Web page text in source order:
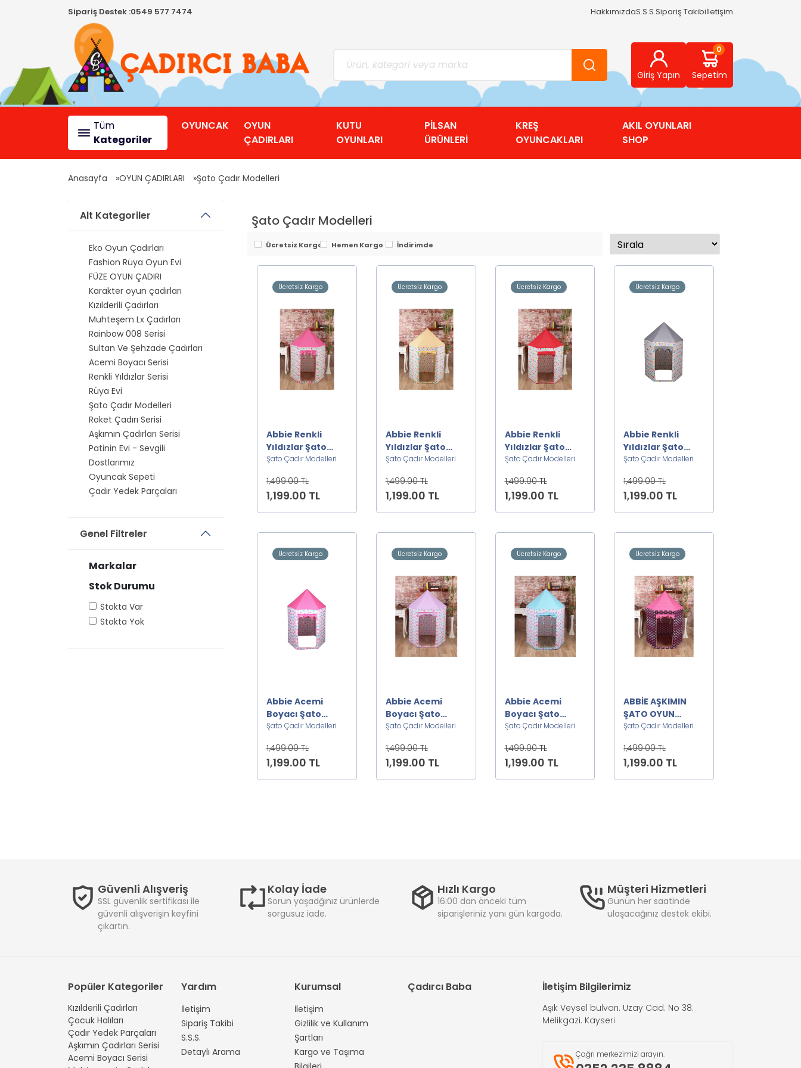
Sipariş Destek :0549 577 7474 HakkımızdaS.S.S.Sipariş Takibiİletişim
Giriş Yapın
0
Sepetim
Tüm
Kategoriler
OYUNCAK
OYUN
ÇADIRLARI
KUTU
OYUNLARI
PİLSAN
ÜRÜNLERİ
KREŞ
OYUNCAKLARI
AKIL OYUNLARI
SHOP
Anasayfa OYUN ÇADIRLARI Şato Çadır Modelleri
Alt Kategoriler
Eko Oyun Çadırları
Fashion Rüya Oyun Evi
FÜZE OYUN ÇADIRI
Karakter oyun çadırları
Kızılderili Çadırları
Muhteşem Lx Çadırları
Rainbow 008 Serisi
Sultan Ve Şehzade Çadırları
Acemi Boyacı Serisi
Renkli Yıldızlar Serisi
Rüya Evi
Şato Çadır Modelleri
Roket Çadırı Serisi
Aşkımın Çadırları Serisi
Patinin Evi - Sevgili
Dostlarımız
Oyuncak Sepeti
Çadır Yedek Parçaları
Genel Filtreler
Markalar
Stok Durumu
Stokta Var
Stokta Yok
Şato Çadır Modelleri
Ücretsiz Kargo Hemen Kargo İndirimde
Ücretsiz Kargo
Abbie Renkli
Yıldızlar Şato
Oyun Çadırı T
Şato Çadır Modelleri
1,499.00 TL
1,199.00 TL
Ücretsiz Kargo
Abbie Renkli
Yıldızlar Şato
Oyun Çadırı S
Şato Çadır Modelleri
1,499.00 TL
1,199.00 TL
Ücretsiz Kargo
Abbie Renkli
Yıldızlar Şato
Oyun Çadırı K
Şato Çadır Modelleri
1,499.00 TL
1,199.00 TL
Ücretsiz Kargo
Abbie Renkli
Yıldızlar Şato
Oyun Çadırı G
Şato Çadır Modelleri
1,499.00 TL
1,199.00 TL
Ücretsiz Kargo
Abbie Acemi
Boyacı Şato
Oyun Çadırı P
Şato Çadır Modelleri
1,499.00 TL
1,199.00 TL
Ücretsiz Kargo
Abbie Acemi
Boyacı Şato
Oyun Çadırı L
Şato Çadır Modelleri
1,499.00 TL
1,199.00 TL
Ücretsiz Kargo
Abbie Acemi
Boyacı Şato
Oyun Çadırı
Şato Çadır Modelleri
1,499.00 TL
1,199.00 TL
Ücretsiz Kargo
ABBİE AŞKIMIN
ŞATO OYUN
ÇADIRI
Şato Çadır Modelleri
1,499.00 TL
1,199.00 TL
Güvenli Alışveriş
SSL güvenlik sertifikası ile
güvenli alışverişin keyfini
çıkartın.
Kolay İade
Sorun yaşadğınız ürünlerde
sorgusuz iade.
Hızlı Kargo
16:00 dan önceki tüm
siparişleriniz yanı gün kargoda.
Müşteri Hizmetleri
Günün her saatinde
ulaşacağınız destek ekibi.
Popüler Kategoriler
Kızılderili Çadırları
Çocuk Halıları
Çadır Yedek Parçaları
Aşkımın Çadırları Serisi
Acemi Boyacı Serisi
Yardım
İletişim
Sipariş Takibi
S.S.S.
Detaylı Arama
Kurumsal
İletişim
Gizlilik ve Kullanım
Şartları
Kargo ve Taşıma
Çadırcı Baba İletişim Bilgilerimiz
Aşık Veysel bulvarı. Uzay Cad. No 38.
Melikgazi. Kayseri
Çağrı merkezimizi arayın.